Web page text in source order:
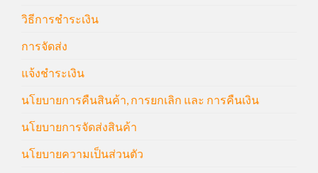
วิธีการชำระเงิน
การจัดส่ง
แจ้งชำระเงิน
นโยบายการคืนสินค้า, การยกเลิก และ การคืนเงิน
นโยบายการจัดส่งสินค้า
นโยบายความเป็นส่วนตัว